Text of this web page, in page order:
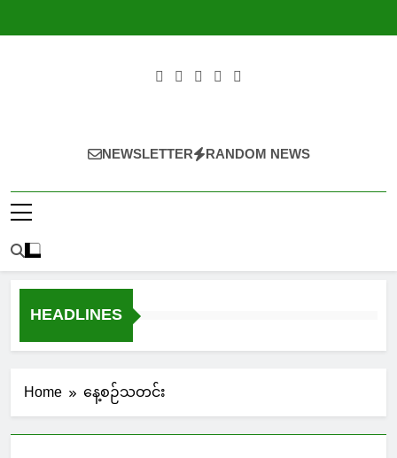
NEWSLETTER RANDOM NEWS
HEADLINES
Home နေ့စဉ်သတင်း